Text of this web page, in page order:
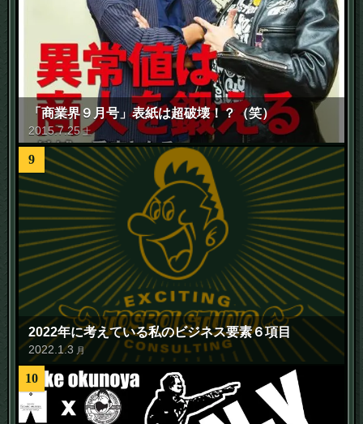
「商業界９月号」表紙は超破壊！？（笑）
2015.7.25 土
9
2022年に考えている私のビジネス要素６項目
2022 1.3 月
10